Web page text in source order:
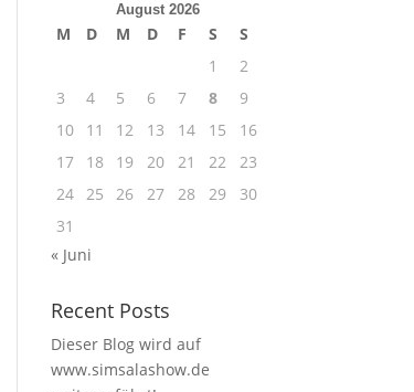
August 2026
M D M D F S
S
1
2
3
4 5 6 7 8
9
10
11 12 13 14 15
16
17
18 19 20 21 22
23
24 25 26 27 28 29
30
31
« Juni
Recent Posts
Dieser Blog wird auf
www.simsalashow.de